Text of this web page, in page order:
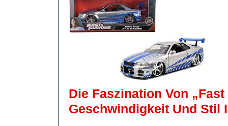
Die Faszination Von
Geschwindigkeit Und Stil